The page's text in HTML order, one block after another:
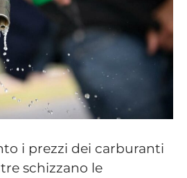
i prezzi dei carburanti
schizzano le